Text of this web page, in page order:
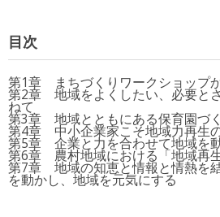
目次
第1章 まちづくりワークショップ
第2章 地域をよくしたい、必要と
ねて
第3章 地域とともにある保育園づ
第4章 中小企業家こそ地域力再生
第5章 企業と力を合わせて地域を
第6章 農村地域における「地域再
第7章 地域の知恵と情報と情熱
を動かし、地域を元気にする